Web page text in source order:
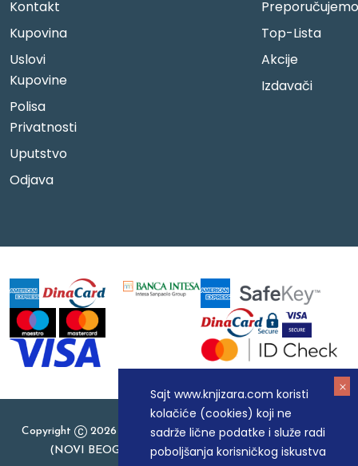
Sajt www.knjizara.com koristi
kolačiće (cookies) koji ne
sadrže lične podatke i služe radi
poboljšanja korisničkog iskustva
Kontakt
Kupovina
Uslovi
Kupovine
Polisa
Privatnosti
Uputstvo
Odjava
Preporučujemo
Top-Lista
Akcije
Izdavači
Copyright
2026 Knjizara.com - MAKART DOO BEOGRAD
(NOVI BEOGRAD), PIB: 105184104, MB: 20337524